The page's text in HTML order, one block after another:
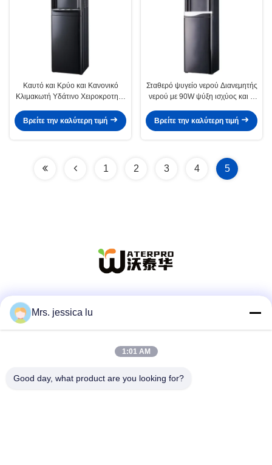
Καυτό και Κρύο και Κανονικό
Κλιμακωτή Υδάτινο Χειροκροτητή
Δυνατότητα
Βρείτε την καλύτερη τιμή
Σταθερό ψυγείο νερού Διανεμητής
νερού με 90W ψύξη ισχύος και 3
Βρείτε την καλύτερη τιμή
1 2 3 4 5
Mrs. jessica lu
1:01 AM
Good day, what product are you looking for?